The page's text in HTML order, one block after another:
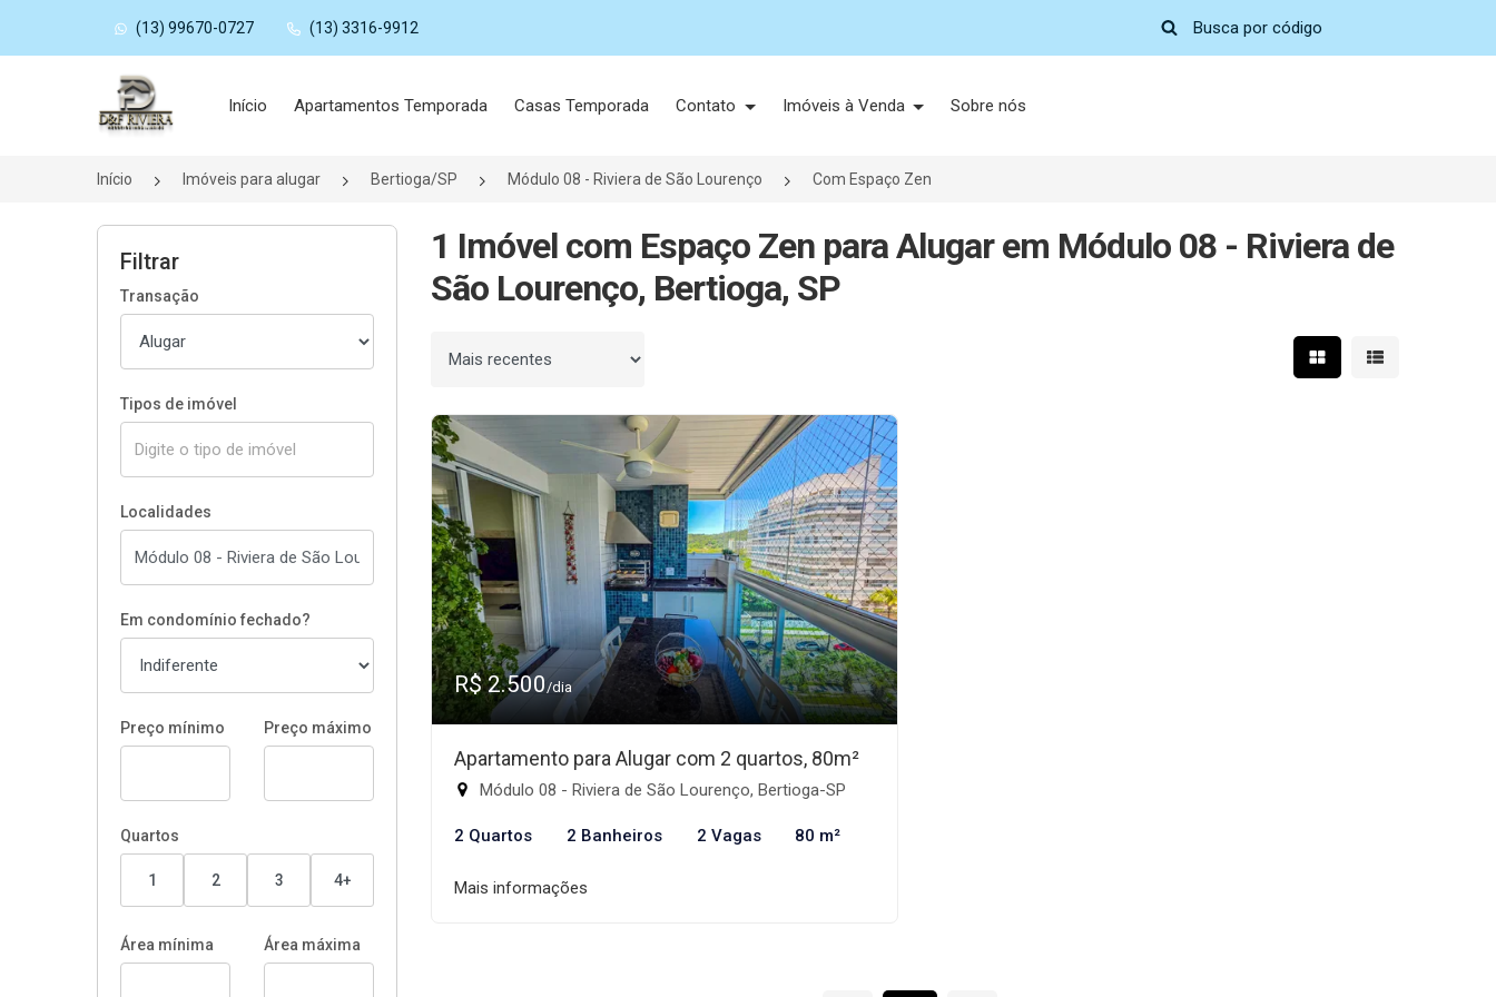
(13) 99670-0727 (13) 3316-9912
Página inicial
Início Apartamentos Temporada Casas Temporada Contato Imóveis à Venda Sobre nós
Início Imóveis para alugar Bertioga/SP Módulo 08 - Riviera de São Lourenço Com Espaço Zen
Filtrar
Transação
Tipos de imóvel
Localidades
Em condomínio fechado?
Preço mínimo Preço máximo
Quartos
1 2 3 4+
Área mínima Área máxima
1 Imóvel com Espaço Zen para Alugar em Módulo 08 - Riviera de
São Lourenço, Bertioga, SP
Ordenar por Mostrar resultados em
Mostrar
R$ 2.500/dia
Apartamento para Alugar com 2 quartos, 80m²
Módulo 08 - Riviera de São Lourenço, Bertioga-SP
2 Quartos 2 Banheiros 2 Vagas 80 m²
Mais informações